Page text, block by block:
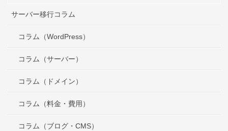
サーバー移行コラム
コラム（WordPress）
コラム（サーバー）
コラム（ドメイン）
コラム（料金・費用）
コラム（ブログ・CMS）